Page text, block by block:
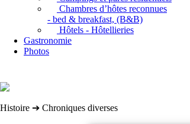
Chambres d’hôtes reconnues
- bed & breakfast, (B&B)
Hôtels - Hôtellieries
Gastronomie
Photos
Histoire ➔ Chroniques diverses